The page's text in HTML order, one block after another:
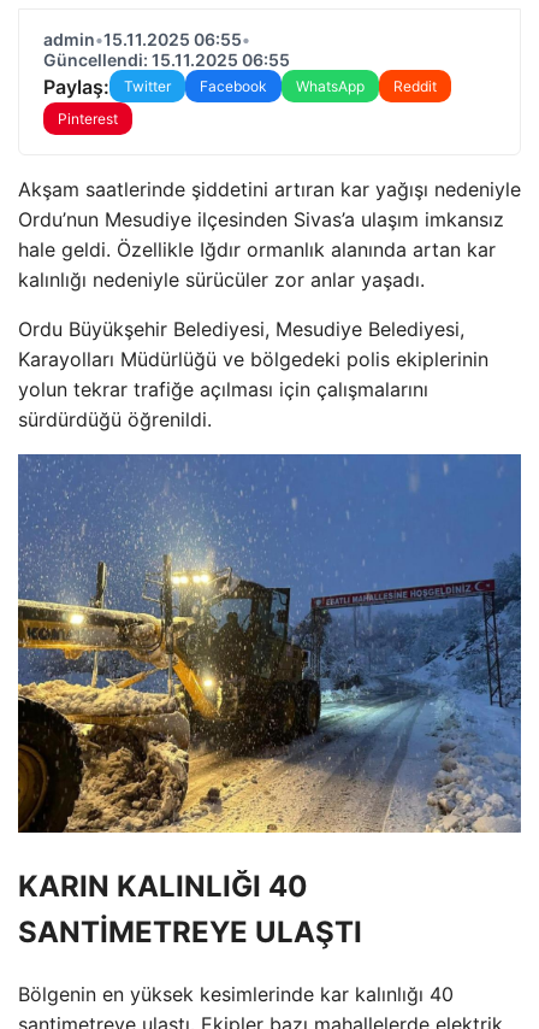
admin•15.11.2025 06:55•
Güncellendi: 15.11.2025 06:55
Paylaş: Twitter Facebook WhatsApp
Reddit
Pinterest
Akşam saatlerinde şiddetini artıran kar yağışı nedeniyle
Ordu’nun Mesudiye ilçesinden Sivas’a ulaşım imkansız
hale geldi. Özellikle Iğdır ormanlık alanında artan kar
kalınlığı nedeniyle sürücüler zor anlar yaşadı.
Ordu Büyükşehir Belediyesi, Mesudiye Belediyesi,
Karayolları Müdürlüğü ve bölgedeki polis ekiplerinin
yolun tekrar trafiğe açılması için çalışmalarını
sürdürdüğü öğrenildi.
KARIN KALINLIĞI 40
SANTİMETREYE ULAŞTI
Bölgenin en yüksek kesimlerinde kar kalınlığı 40